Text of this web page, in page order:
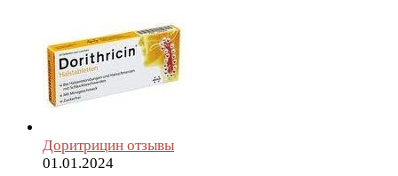
Доритрицин отзывы
01.01.2024